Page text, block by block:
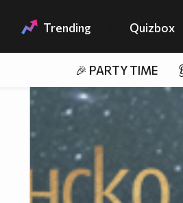
Trending Quizbox
🎉 PARTY TIME